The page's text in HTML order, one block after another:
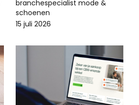
branchespecialist mode &
schoenen
15 juli 2026